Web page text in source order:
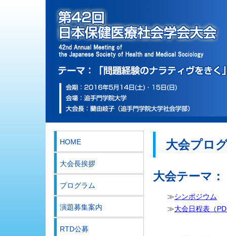
HOME
大会長挨拶
プログラム
演題募集案内
RTD公募
大会プロ
大会テーマ
≫シンポジウム
≫大会日程表（